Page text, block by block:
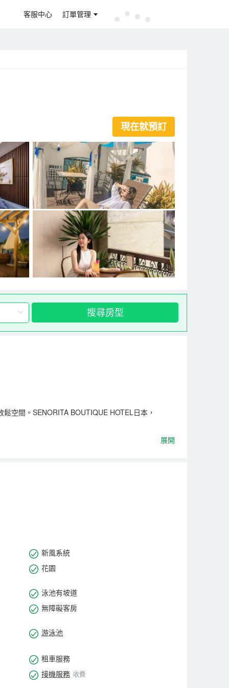
客服中心 訂單管理
現在就預訂
搜尋房型
空間。SENORITA BOUTIQUE HOTEL日本，
展開
新風系統
花園
泳池有坡道
無障礙客房
游泳池
租車服務
接機服務 收費